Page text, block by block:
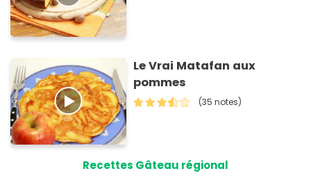
Le Vrai Matafan aux
pommes
(35 notes)
Recettes Gâteau régional